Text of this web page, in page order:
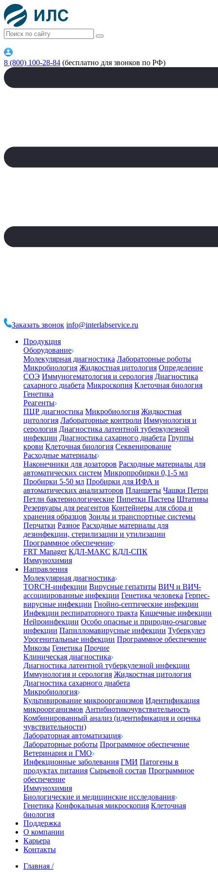
8 (800) 100-28-84 (бесплатно для звонков по РФ)
Заказать звонок info@interlabservice.ru
Продукция
Оборудование
Молекулярная диагностика Лабораторные роботы
Микробиология Жидкостная цитология Определение
СОЭ Иммуногематология и серология Диагностика
сахарного диабета Микроскопия Клеточная биология
Генетика
Реагенты
ПЦР диагностика Микробиология Жидкостная
цитология Лабораторные контроли Иммунология и
серология Диагностика латентной туберкулезной
инфекции Диагностика сахарного диабета Группы
крови Клеточная биология Секвенирование
Расходные материалы
Наконечники для дозаторов Расходные материалы для
автоматических систем Микропробирки 0,1-5 мл
Пробирки 5-50 мл Пробирки для ИФА и
автоматических анализаторов Планшеты Чашки Петри
Петли бактериологические Пипетки Пастера Штативы
Резервуары для реагентов Контейнеры для сбора и
хранения образцов Зонды и транспортные системы
Перчатки Разное Расходные материалы для
дезинфекции, стерилизации и утилизации
Программное обеспечение
FRT Manager КДЛ-МАКС КДЛ-СПК
Иммунохимия
Направления
Молекулярная диагностика
TORCH-инфекции Вирусные гепатиты ВИЧ и ВИЧ-
ассоциированные инфекции Генетика человека Герпес-
вирусные инфекции Гнойно-септические инфекции
Инфекции респираторного тракта Кишечные инфекции
Нейроинфекции Особо опасные и природно-очаговые
инфекции Папилломавирусные инфекции Туберкулез
Урогенитальные инфекции Программное обеспечение
Микозы Генетика Прочие
Клиническая диагностика
Диагностика латентной туберкулезной инфекции
Иммунология и серология Жидкостная цитология
Диагностика сахарного диабета
Микробиология
Культивирование микроорганизмов Идентификация
микроорганизмов Антибиотикочувствительность
Комбинированный анализ (идентификация и оценка
чувствительности)
Лабораторная автоматизация
Лабораторные роботы Программное обеспечение
Ветеринария и ГМО
Инфекционные заболевания ГМИ Патогены в
продуктах питания Сырьевой состав Программное
обеспечение
Иммунохимия
Биологические и медицинские исследования
Генетика Конфокальная микроскопия Клеточная
биология
Поддержка
О компании
Карьера
Контакты
Главная /